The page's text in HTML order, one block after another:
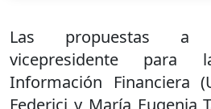
Las propuestas a
vicepresidente
Información Financiera
Federici y María Eugenia